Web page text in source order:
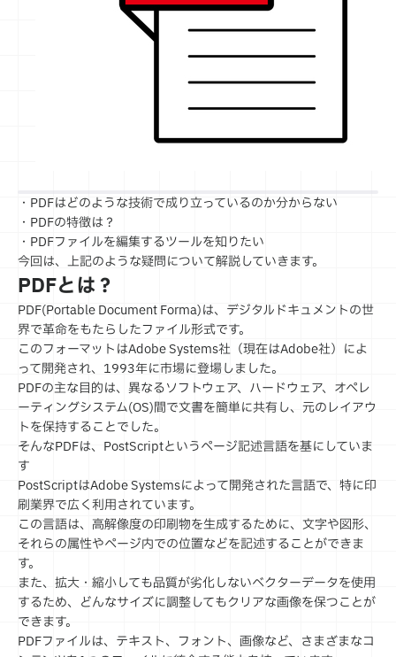
・PDFはどのような技術で成り立っているのか分からない
・PDFの特徴は？
・PDFファイルを編集するツールを知りたい
今回は、上記のような疑問について解説していきます。
PDFとは？
PDF(Portable Document Forma)は、デジタルドキュメントの世
界で革命をもたらしたファイル形式です。
このフォーマットはAdobe Systems社（現在はAdobe社）によ
って開発され、1993年に市場に登場しました。
PDFの主な目的は、異なるソフトウェア、ハードウェア、オペレ
ーティングシステム(OS)間で文書を簡単に共有し、元のレイアウ
トを保持することでした。
そんなPDFは、PostScriptというページ記述言語を基にしていま
す
PostScriptはAdobe Systemsによって開発された言語で、特に印
刷業界で広く利用されています。
この言語は、高解像度の印刷物を生成するために、文字や図形、
それらの属性やページ内での位置などを記述することができま
す。
また、拡大・縮小しても品質が劣化しないベクターデータを使用
するため、どんなサイズに調整してもクリアな画像を保つことが
できます。
PDFファイルは、テキスト、フォント、画像など、さまざまなコ